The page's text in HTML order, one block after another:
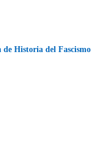
de Historia del Fascismo